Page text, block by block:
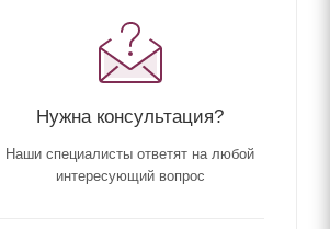
Нужна консультация?
Наши специалисты ответят на любой
интересующий вопрос